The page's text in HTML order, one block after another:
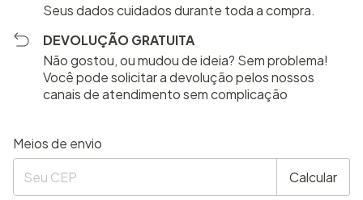
Seus dados cuidados durante toda a compra.
DEVOLUÇÃO GRATUITA
Não gostou, ou mudou de ideia? Sem problema!
Você pode solicitar a devolução pelos nossos
canais de atendimento sem complicação
Entregas para o CEP:
Meios de envio
Calcular